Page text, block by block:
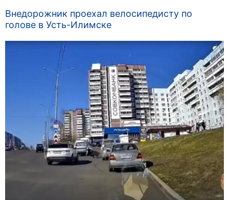
Внедорожник проехал велосипедисту по
голове в Усть-Илимске